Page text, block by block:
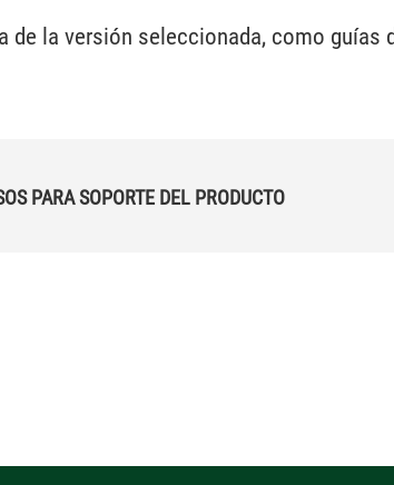
la versión seleccionada, como guías
PARA SOPORTE DEL PRODUCTO